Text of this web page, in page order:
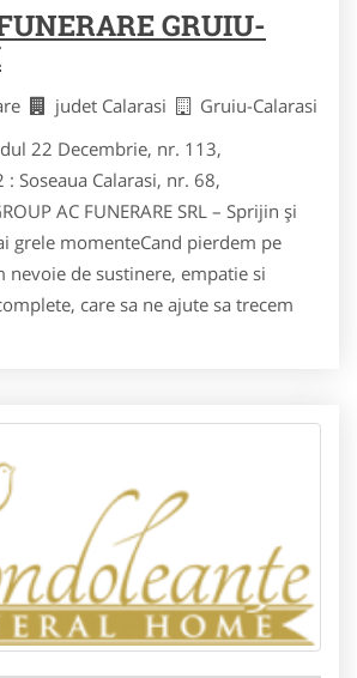
GRUIU-
judet Calarasi
Gruiu-Calarasi
22 Decembrie, nr. 113,
: Soseaua Calarasi, nr. 68,
AC FUNERARE SRL – Sprijin și
grele momenteCand pierdem pe
nevoie de sustinere, empatie si
care sa ne ajute sa trecem